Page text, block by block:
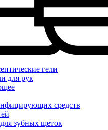
гели
для рук
средств
зубных щеток